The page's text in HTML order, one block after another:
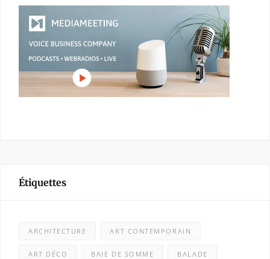
Étiquettes
ARCHITECTURE ART CONTEMPORAIN
ART DÉCO BAIE DE SOMME BALADE